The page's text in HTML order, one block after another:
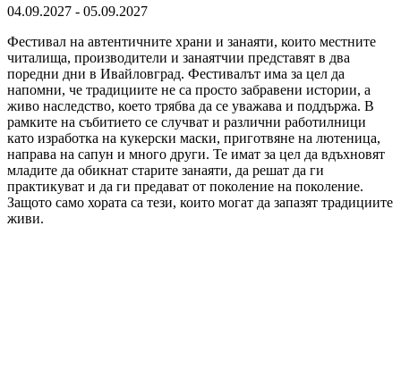
04.09.2027 - 05.09.2027
Фестивал на автентичните храни и занаяти, които местните
читалища, производители и занаятчии представят в два
поредни дни в Ивайловград. Фестивалът има за цел да
напомни, че традициите не са просто забравени истории, а
живо наследство, което трябва да се уважава и поддържа. В
рамките на събитието се случват и различни работилници
като изработка на кукерски маски, приготвяне на лютеница,
направа на сапун и много други. Те имат за цел да вдъхновят
младите да обикнат старите занаяти, да решат да ги
практикуват и да ги предават от поколение на поколение.
Защото само хората са тези, които могат да запазят традициите
живи.